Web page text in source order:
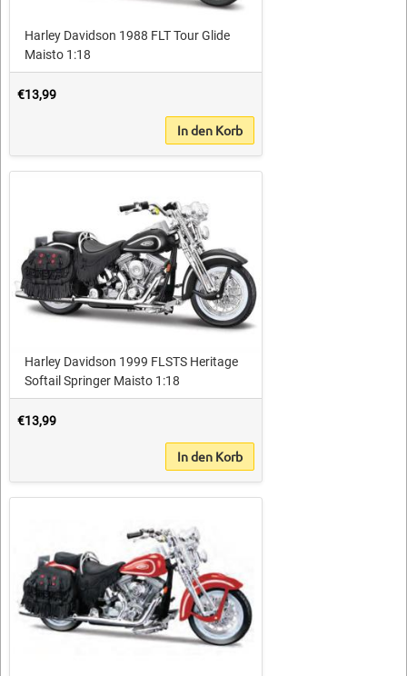
Harley Davidson 1988 FLT Tour Glide
Maisto 1:18
€13,99
In den Korb
Harley Davidson 1999 FLSTS Heritage
Softail Springer Maisto 1:18
€13,99
In den Korb